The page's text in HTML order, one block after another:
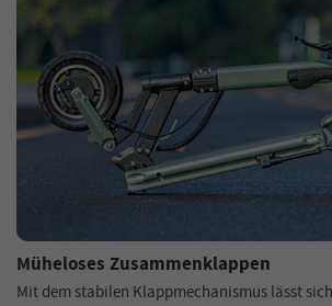
Müheloses Zusammenklappen
Mit dem stabilen Klappmechanismus lässt